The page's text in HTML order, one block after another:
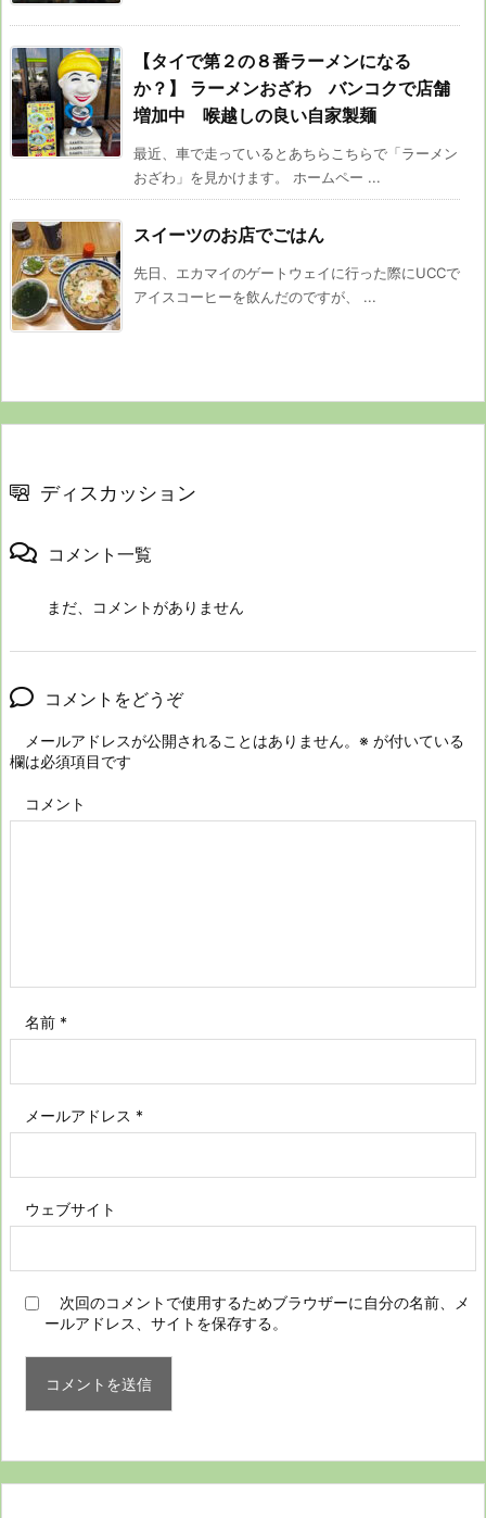
【タイで第２の８番ラーメンになる
か？】 ラーメンおざわ バンコクで店舗
増加中 喉越しの良い自家製麺
最近、車で走っているとあちらこちらで「ラーメン
おざわ」を見かけます。 ホームペー ...
スイーツのお店でごはん
先日、エカマイのゲートウェイに行った際にUCCで
アイスコーヒーを飲んだのですが、 ...
ディスカッション
コメント一覧
まだ、コメントがありません
コメントをどうぞ
メールアドレスが公開されることはありません。 ※ が付いている
欄は必須項目です
コメント
名前 *
メールアドレス *
ウェブサイト
次回のコメントで使用するためブラウザーに自分の名前、メ
ールアドレス、サイトを保存する。